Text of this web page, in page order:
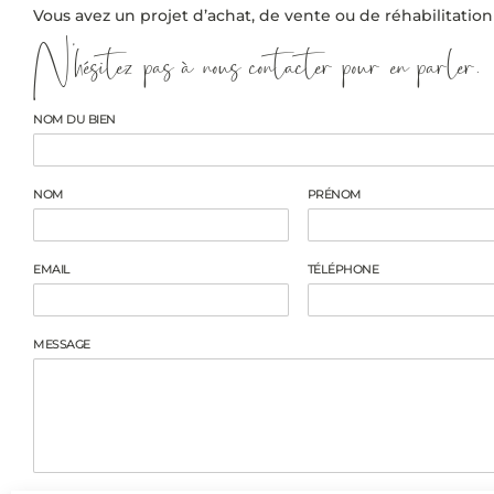
Vous avez un projet d’achat, de vente ou de
N’hésitez pas à nous contacter pour en parler.
NOM DU BIEN
NOM PRÉNOM
EMAIL TÉLÉPHONE
MESSAGE